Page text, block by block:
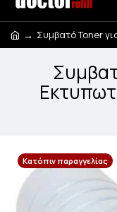
Συμβατό Toner
Κατόπιν παραγγελίας